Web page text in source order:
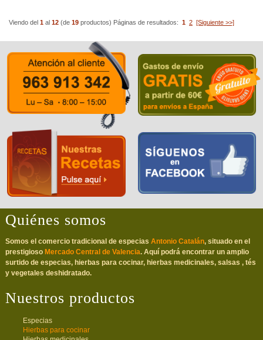
Viendo del 1 al 12 (de 19 productos) Páginas de resultados: 1 2 [Siguiente >>]
Quiénes somos
Somos el comercio tradicional de especias Antonio Catalán, situado en el
prestigioso Mercado Central de Valencia. Aquí podrá encontrar un amplio
surtido de especias, hierbas para cocinar, hierbas medicinales, salsas , tés
y vegetales deshidratado.
Nuestros productos
Especias
Hierbas para cocinar